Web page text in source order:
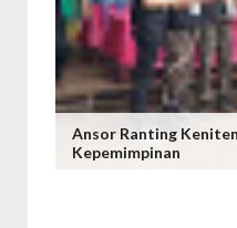
Ansor Ranting
Kepemimpinan